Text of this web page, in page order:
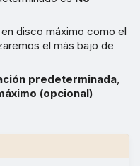
disco máximo como el
el más bajo de
predeterminada
(opcional)